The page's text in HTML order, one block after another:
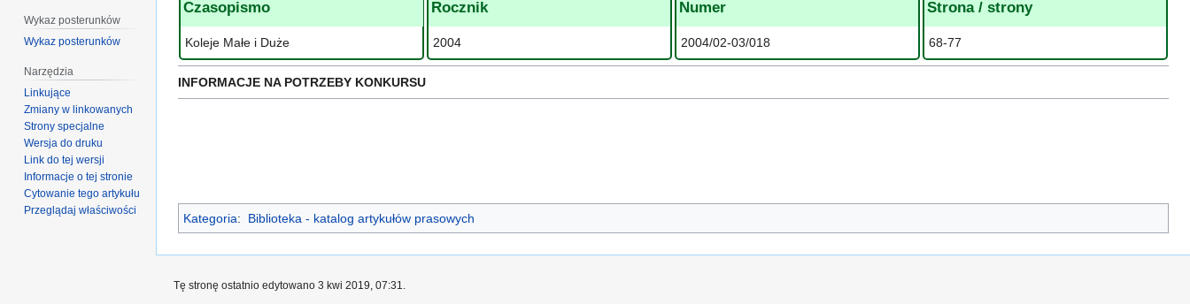
Czasopismo
Koleje Małe i Duże
Rocznik
2004
Numer
2004/02-03/018
Strona / strony
68-77
INFORMACJE NA POTRZEBY KONKURSU
Kategoria: Biblioteka - katalog artykułów prasowych
Wykaz posterunków
Wykaz posterunków
Narzędzia
Linkujące
Zmiany w linkowanych
Strony specjalne
Wersja do druku
Link do tej wersji
Informacje o tej stronie
Cytowanie tego artykułu
Przeglądaj właściwości
Tę stronę ostatnio edytowano 3 kwi 2019, 07:31.